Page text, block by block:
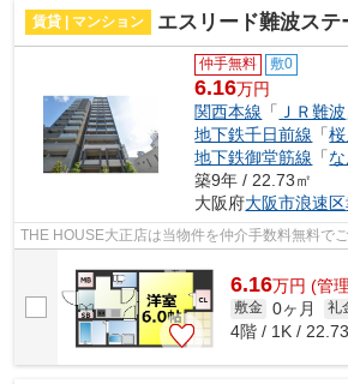
賃貸 | マンション エスリード難波ステーションゲートサウ
仲手無料 敷0
6.16万円
関西本線 「 ＪＲ難波
地下鉄千日前線 「桜
地下鉄御堂筋線 「
築9年 / 22.73㎡
大阪府大阪市浪速区
THE HOUSE大正店は当物件を仲介手数料無料でご
6.16万円 (管
敷金 0ヶ月 礼
4階 / 1K /